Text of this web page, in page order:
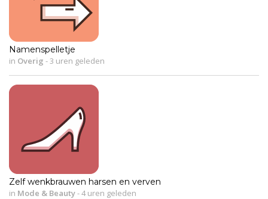
Namenspelletje
in Overig -3 uren geleden
Zelf wenkbrauwen harsen en verven
in Mode & Beauty-4 uren geleden